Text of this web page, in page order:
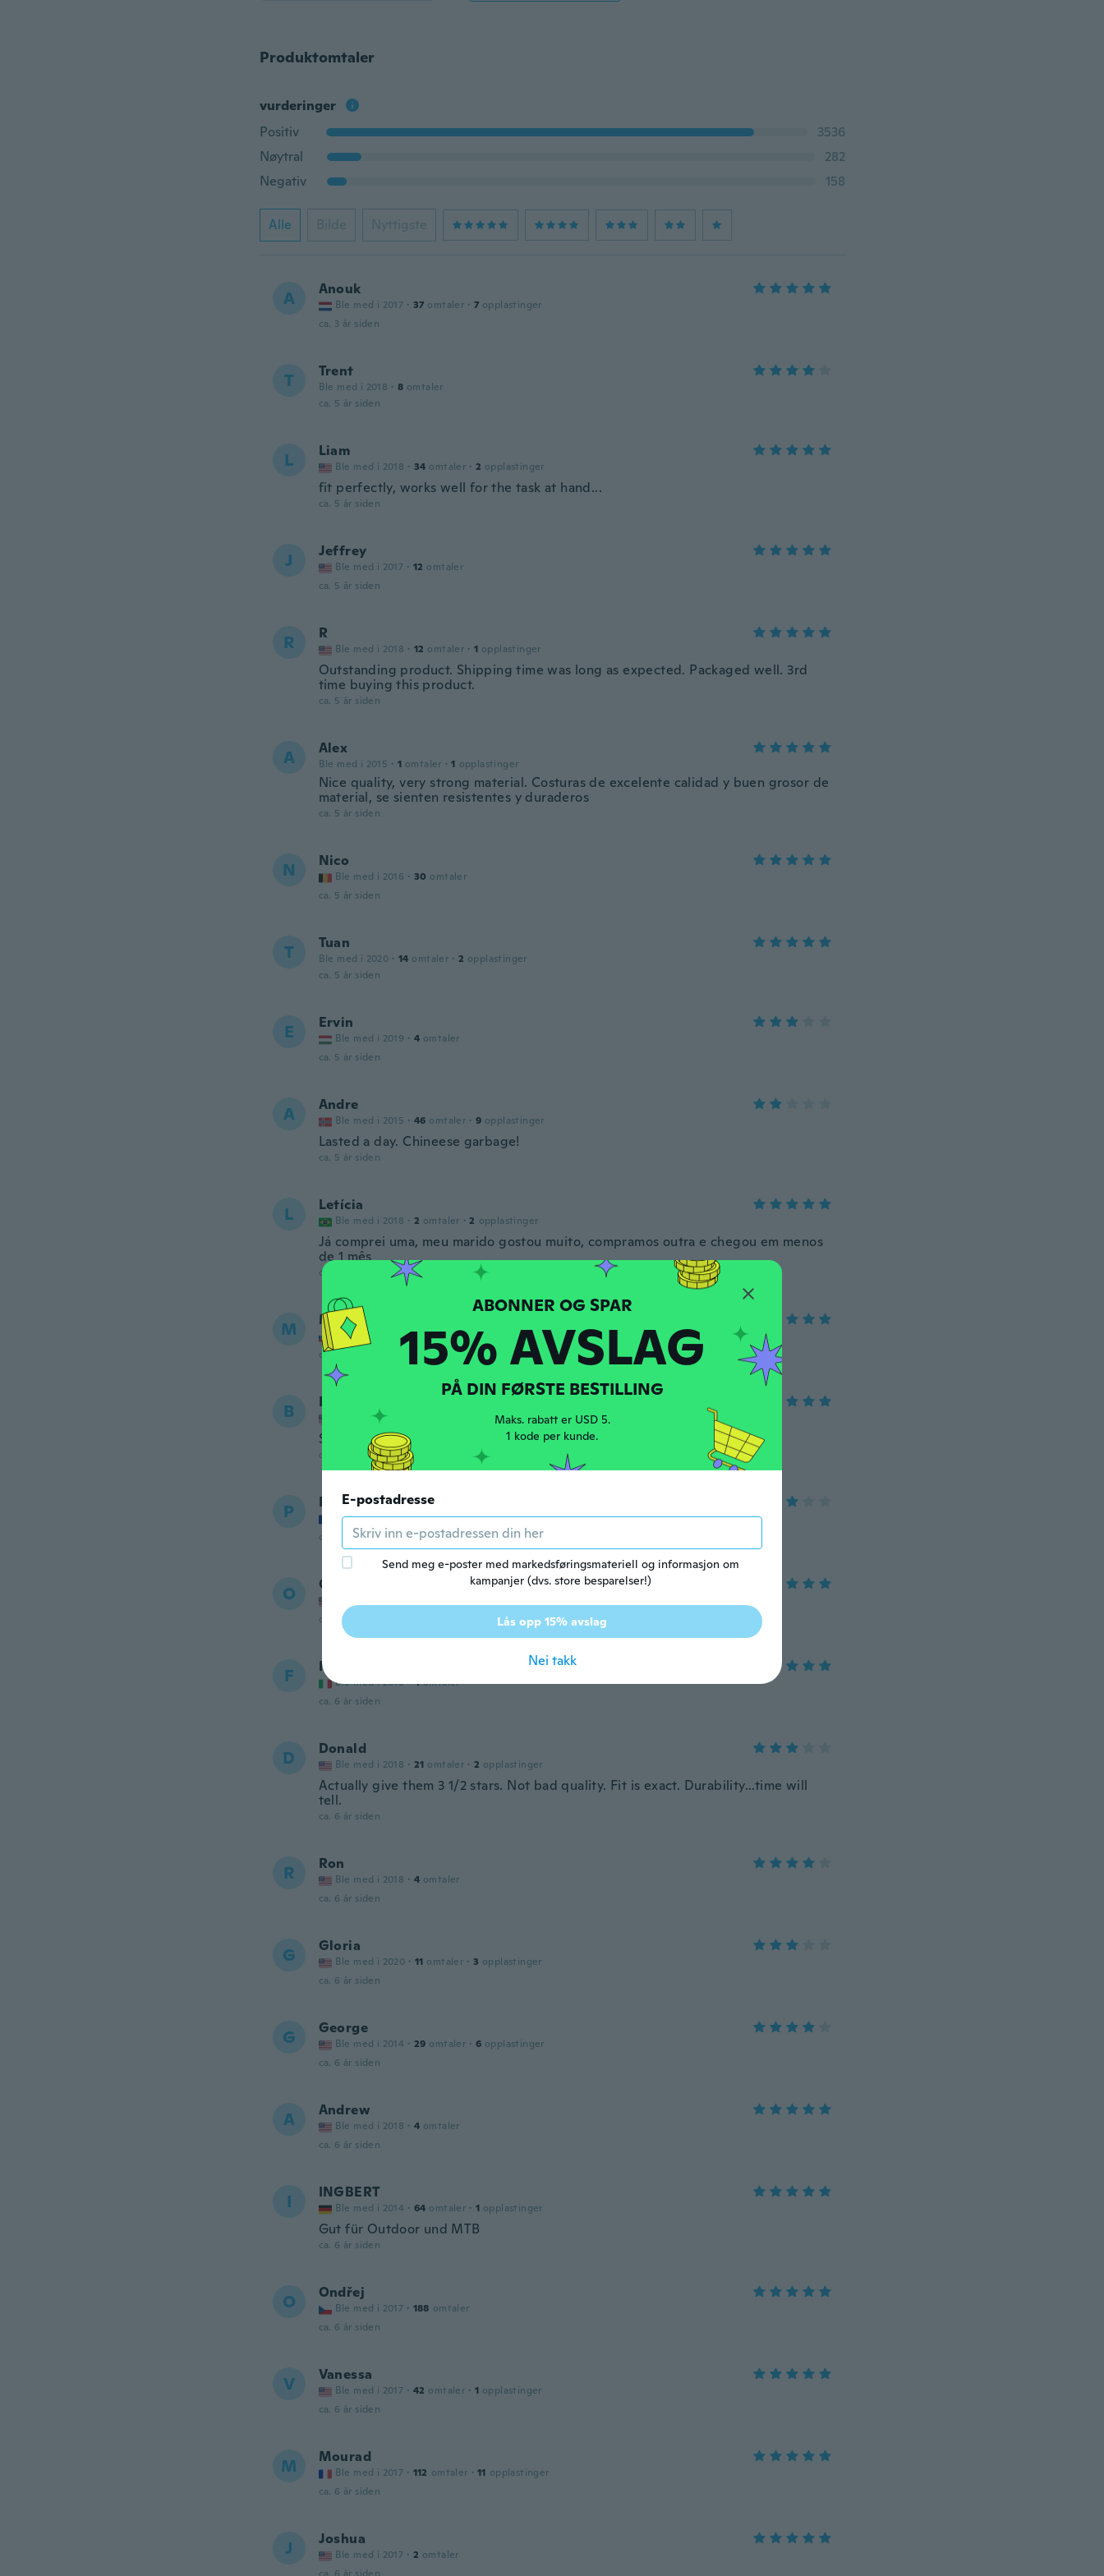
Produktomtaler
vurderinger
Positiv
3536
Nøytral
282
Negativ
158
Alle Bilde Nyttigste
A Anouk
Ble med i 2017 · 37 omtaler · 7 opplastinger
ca. 3 år siden
T Trent
Ble med i 2018 · 8 omtaler
ca. 5 år siden
L Liam
Ble med i 2018 · 34 omtaler · 2 opplastinger
fit perfectly, works well for the task at hand...
ca. 5 år siden
J Jeffrey
Ble med i 2017 · 12 omtaler
ca. 5 år siden
R R
Ble med i 2018 · 12 omtaler · 1 opplastinger
Outstanding product. Shipping time was long as expected. Packaged well. 3rd
time buying this product.
ca. 5 år siden
A Alex
Ble med i 2015 · 1 omtaler · 1 opplastinger
Nice quality, very strong material. Costuras de excelente calidad y buen grosor de
material, se sienten resistentes y duraderos
ca. 5 år siden
N Nico
Ble med i 2016 · 30 omtaler
ca. 5 år siden
T Tuan
Ble med i 2020 · 14 omtaler · 2 opplastinger
ca. 5 år siden
E Ervin
Ble med i 2019 · 4 omtaler
ca. 5 år siden
A Andre
Ble med i 2015 · 46 omtaler · 9 opplastinger
Lasted a day. Chineese garbage!
ca. 5 år siden
L Letícia
Ble med i 2018 · 2 omtaler · 2 opplastinger
Já comprei uma, meu marido gostou muito, compramos outra e chegou em menos
de 1 mês
ca. 5 år siden
M Miroslav
Ble med i 2017 · 155 omtaler · 4
opplastinger
ca. 5 år siden
B Bryon
Ble med i 2017 opplastinger
Soft and knuckle covering has a sift cusion.
ca. 5 år siden
P Pat
Ble med i 2019 · 190 omtaler
ca. 6 år siden
O Orlando
ca. 6 år siden
F Francesco
Ble med i 2018 · 4 omtaler
ca. 6 år siden
D Donald
Ble med i 2018 · 21 omtaler · 2 opplastinger
Actually give them 3 1/2 stars. Not bad quality. Fit is exact. Durability...time will
tell.
ca. 6 år siden
R Ron
Ble med i 2018 · 4 omtaler
ca. 6 år siden
G Gloria
Ble med i 2020 · 11 omtaler · 3 opplastinger
ca. 6 år siden
G George
Ble med i 2014 · 29 omtaler · 6 opplastinger
ca. 6 år siden
A Andrew
Ble med i 2018 · 4 omtaler
ca. 6 år siden
I INGBERT
Ble med i 2014 · 64 omtaler · 1 opplastinger
Gut für Outdoor und MTB
ca. 6 år siden
O Ondřej
Ble med i 2017 · 188 omtaler
ca. 6 år siden
V Vanessa
Ble med i 2017 · 42 omtaler · 1 opplastinger
ca. 6 år siden
M Mourad
Ble med i 2017 · 112 omtaler · 11 opplastinger
ca. 6 år siden
J Joshua
Ble med i 2017 · 2 omtaler
15% AVSLAG
PÅ DIN FØRSTE BESTILLING
Maks. rabatt er USD 5.
1 kode per kunde.
E-postadresse
Send meg e-poster med markedsføringsmateriell og informasjon om
kampanjer (dvs. store besparelser!)
Lås opp 15% avslag
Nei takk